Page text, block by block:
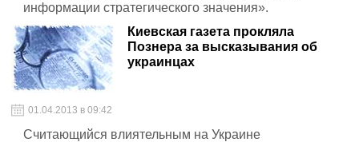
информации стратегического значения».
Киевская газета прокляла
Познера за высказывания об
украинцах
01.04.2013 в 09:42
Считающийся влиятельным на Украине